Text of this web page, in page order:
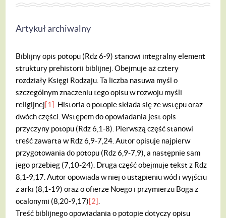
Artykuł archiwalny
Biblijny opis potopu (Rdz 6-9) stanowi integralny element
struktury prehistorii biblijnej. Obejmuje aż cztery
rozdziały Księgi Rodzaju. Ta liczba nasuwa myśl o
szczególnym znaczeniu tego opisu w rozwoju myśli
religijnej[1] . Historia o potopie składa się ze wstępu oraz
dwóch części. Wstępem do opowiadania jest opis
przyczyny potopu (Rdz 6,1-8). Pierwszą część stanowi
treść zawarta w Rdz 6,9-7,24. Autor opisuje najpierw
przygotowania do potopu (Rdz 6,9-7,9), a następnie sam
jego przebieg (7,10-24). Druga część obejmuje tekst z Rdz
8,1-9,17. Autor opowiada w niej o ustąpieniu wód i wyjściu
z arki (8,1-19) oraz o ofierze Noego i przymierzu Boga z
ocalonymi (8,20-9,17)[2]
Treść biblijnego opowiadania o potopie dotyczy opisu